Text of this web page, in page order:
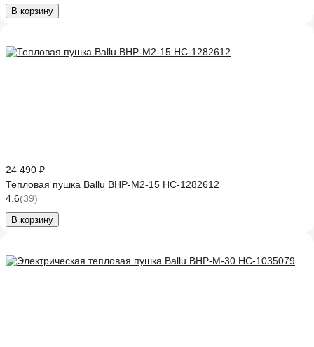
В корзину
24 490 ₽
Тепловая пушка Ballu BHP-M2-15 НС-1282612
4.6(39)
В корзину